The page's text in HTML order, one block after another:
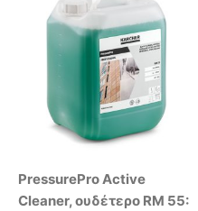
PressurePro Active
Cleaner, ουδέτερο RM 55: